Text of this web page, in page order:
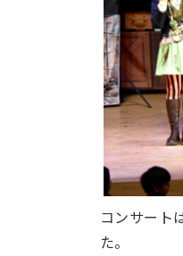
コンサート
た。